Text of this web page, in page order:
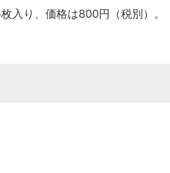
入り、価格は800円（税別）。